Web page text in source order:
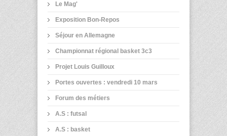
Le Mag'
Exposition Bon-Repos
Séjour en Allemagne
Championnat régional basket 3c3
Projet Louis Guilloux
Portes ouvertes : vendredi 10 mars
Forum des métiers
A.S : futsal
A.S : basket